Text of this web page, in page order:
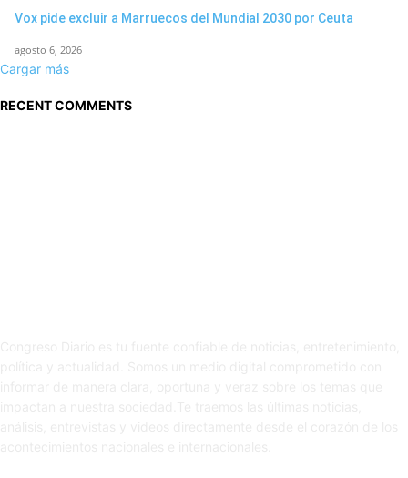
Vox pide excluir a Marruecos del Mundial 2030 por Ceuta
agosto 6, 2026
Cargar más
RECENT COMMENTS